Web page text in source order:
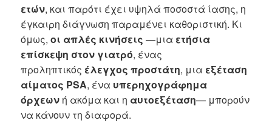
ετών, και παρότι έχει υψηλά ποσοστά ίασης, η
έγκαιρη διάγνωση παραμένει καθοριστική. Κι
όμως,οι απλές κινήσεις —μια ετήσια
επίσκεψη στον γιατρό, ένας
προληπτικός έλεγχος προστάτη, μια εξέταση
αίματος PSA, ένα υπερηχογράφημα
όρχεων ή ακόμα και η αυτοεξέταση— μπορούν
να κάνουν τη διαφορά.